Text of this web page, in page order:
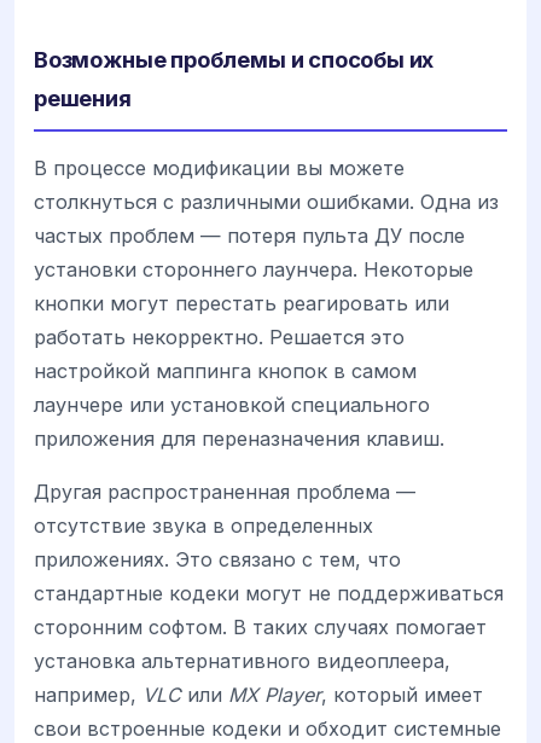
Возможные проблемы и способы их
решения
В процессе модификации вы можете
столкнуться с различными ошибками. Одна из
частых проблем — потеря пульта ДУ после
установки стороннего лаунчера. Некоторые
кнопки могут перестать реагировать или
работать некорректно. Решается это
настройкой маппинга кнопок в самом
лаунчере или установкой специального
приложения для переназначения клавиш.
Другая распространенная проблема —
отсутствие звука в определенных
приложениях. Это связано с тем, что
стандартные кодеки могут не поддерживаться
сторонним софтом. В таких случаях помогает
установка альтернативного видеоплеера,
например, VLCили MX Player, который имеет
свои встроенные кодеки и обходит системные